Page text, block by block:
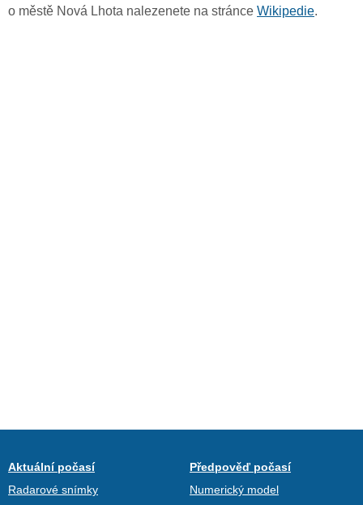
o městě Nová Lhota nalezenete na stránce Wikipedie.
Aktuální počasí
Radarové snímky
Předpověď počasí
Numerický model